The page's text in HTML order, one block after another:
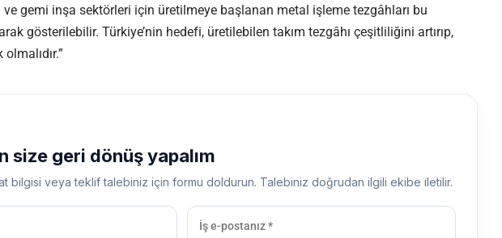
ve gemi inşa sektörleri için üretilmeye başlanan metal işleme tezgâhları bu
gösterilebilir. Türkiye’nin hedefi, üretilebilen takım tezgâhı çeşitliliğini artırıp,
size geri dönüş yapalım
bilgisi veya teklif talebiniz için formu doldurun. Talebiniz doğrudan ilgili ekibe iletilir.